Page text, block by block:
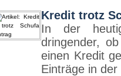
Kredit trotz
In der
dringender,
einen Kredit
Einträge in